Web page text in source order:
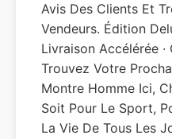
Avis Des Clients Et
Vendeurs. Édition
Livraison Accélérée
Trouvez Votre
Montre Homme Ici,
Soit Pour Le Sport,
La Vie De Tous Les